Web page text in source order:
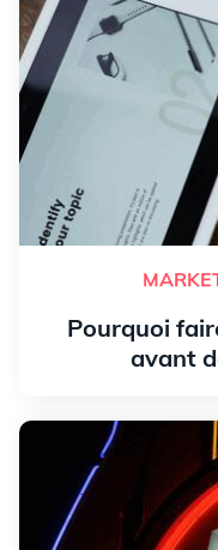
Pourquoi
avant
Analyse du